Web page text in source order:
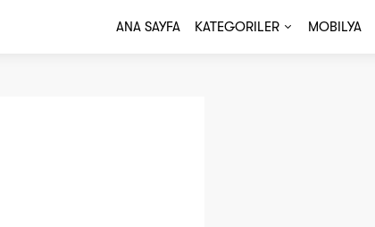
ANA SAYFA KATEGORILER MOBILYA